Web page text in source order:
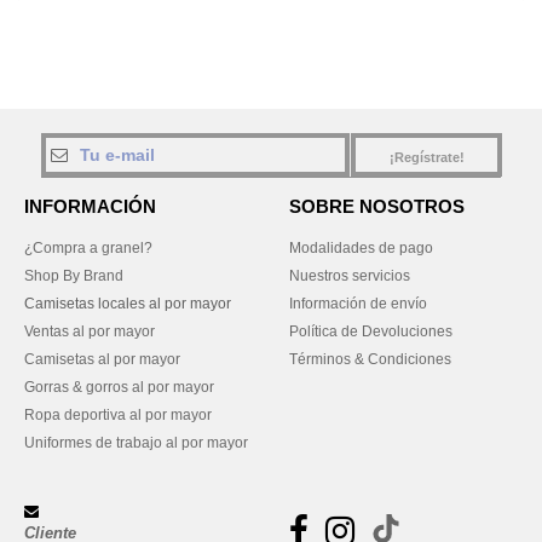
¡Regístrate!
INFORMACIÓN
¿Compra a granel?
Shop By Brand
Camisetas locales al por mayor
Ventas al por mayor
Camisetas al por mayor
Gorras & gorros al por mayor
Ropa deportiva al por mayor
Uniformes de trabajo al por mayor
SOBRE NOSOTROS
Modalidades de pago
Nuestros servicios
Información de envío
Política de Devoluciones
Términos & Condiciones
Cliente